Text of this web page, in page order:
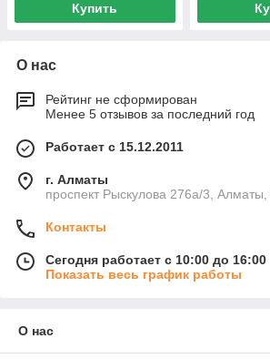
Купить
О нас
Рейтинг не сформирован
Менее 5 отзывов за последний год
Работает с 15.12.2011
г. Алматы
проспект Рыскулова 276а/3, Алматы,
Контакты
Сегодня работает с 10:00 до 16:00
Показать весь график работы
О нас